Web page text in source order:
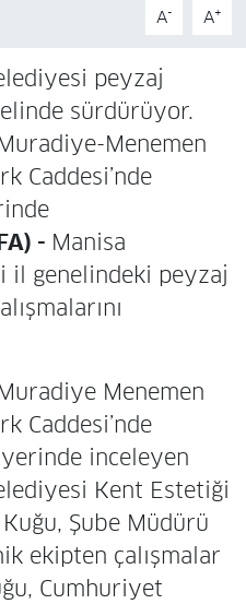
A- A+
peyzaj
sürdürüyor.
Menemen
Caddesi’nde
- Manisa
il genelindeki peyzaj
Menemen
Caddesi’nde
inceleyen
Kent Estetiği
Şube Müdürü
ekipten çalışmalar
Cumhuriyet